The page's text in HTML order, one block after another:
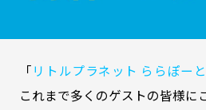
「リトルプラネット ららぽー
これまで多くのゲストの皆様に